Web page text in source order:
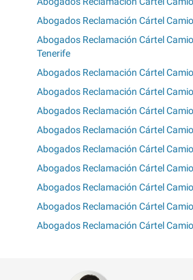
Abogados Reclamación Cártel
Abogados Reclamación Cártel
Tenerife
Abogados Reclamación Cártel
Abogados Reclamación Cártel
Abogados Reclamación Cártel
Abogados Reclamación Cártel
Abogados Reclamación Cártel
Abogados Reclamación Cártel
Abogados Reclamación Cártel
Abogados Reclamación Cártel
Abogados Reclamación Cártel